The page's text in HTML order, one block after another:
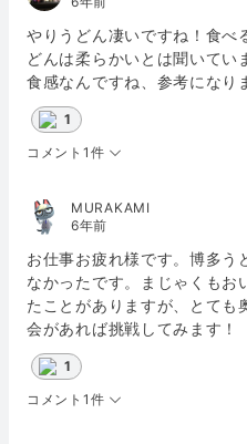
やりうどん凄いですね！食べ
どんは柔らかいとは聞いてい
食感なんですね、参考になり
1
コメント1件
MURAKAMI
6年前
お仕事お疲れ様です。博多う
なかったです。まじゃくもお
たことがありますが、とても
会があれば挑戦してみます！
1
コメント1件